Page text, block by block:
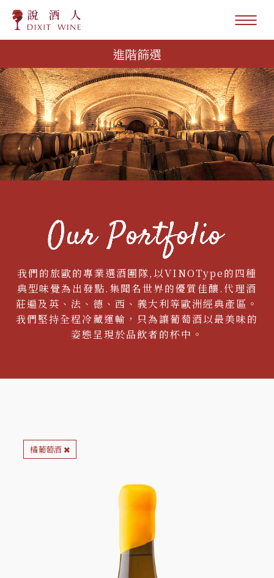
我們的旅歐的專業選酒團隊,以VINOType的四種
典型味覺為出發點.集聞名世界的優質佳釀.代理酒
莊遍及英、法、德、西、義大利等歐洲經典產區。
我們堅持全程冷藏運輸，只為讓葡萄酒以最美味的
姿態呈現於品飲者的杯中。
橘葡萄酒
進階篩選